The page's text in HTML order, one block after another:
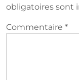
obligatoires sont
Commentaire *